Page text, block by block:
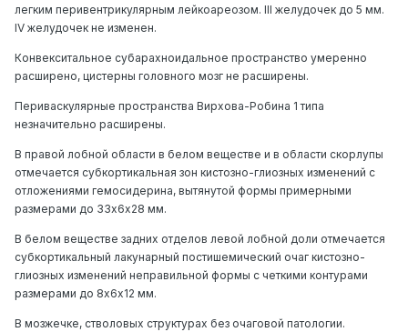
легким перивентрикулярным лейкоареозом. III желудочек до 5 мм.
IV желудочек не изменен.
Конвекситальное субарахноидальное пространство умеренно
расширено, цистерны головного мозг не расширены.
Периваскулярные пространства Вирхова-Робина 1 типа
незначительно расширены.
В правой лобной области в белом веществе и в области скорлупы
отмечается субкортикальная зон кистозно-глиозных изменений с
отложениями гемосидерина, вытянутой формы примерными
размерами до 33х6х28 мм.
В белом веществе задних отделов левой лобной доли отмечается
субкортикальный лакунарный постишемический очаг кистозно-
глиозных изменений неправильной формы с четкими контурами
размерами до 8х6х12 мм.
В мозжечке, стволовых структурах без очаговой патологии.